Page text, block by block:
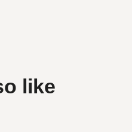
like